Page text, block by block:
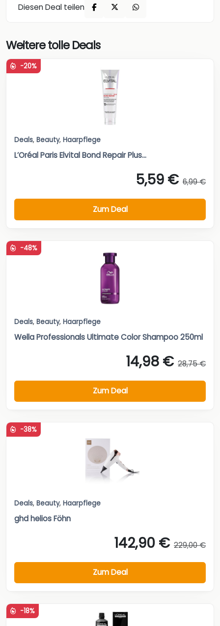
Diesen Deal teilen
Weitere tolle Deals
-20%
Deals, Beauty, Haarpflege
L’Oréal Paris Elvital Bond Repair Plus...
5,59 € 6,99 €
Zum Deal
-48%
Deals, Beauty, Haarpflege
Wella Professionals Ultimate Color Shampoo 250ml
14,98 € 28,75 €
Zum Deal
-38%
Deals, Beauty, Haarpflege
ghd helios Föhn
142,90 € 229,00 €
Zum Deal
-18%